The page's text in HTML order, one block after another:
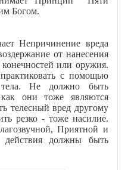
Богом.
Непричинение вреда
от нанесения
или оружия.
с помощью
Не должно быть
они тоже являются
телесный вред другому
резко - тоже насилие.
Приятной и
должны быть